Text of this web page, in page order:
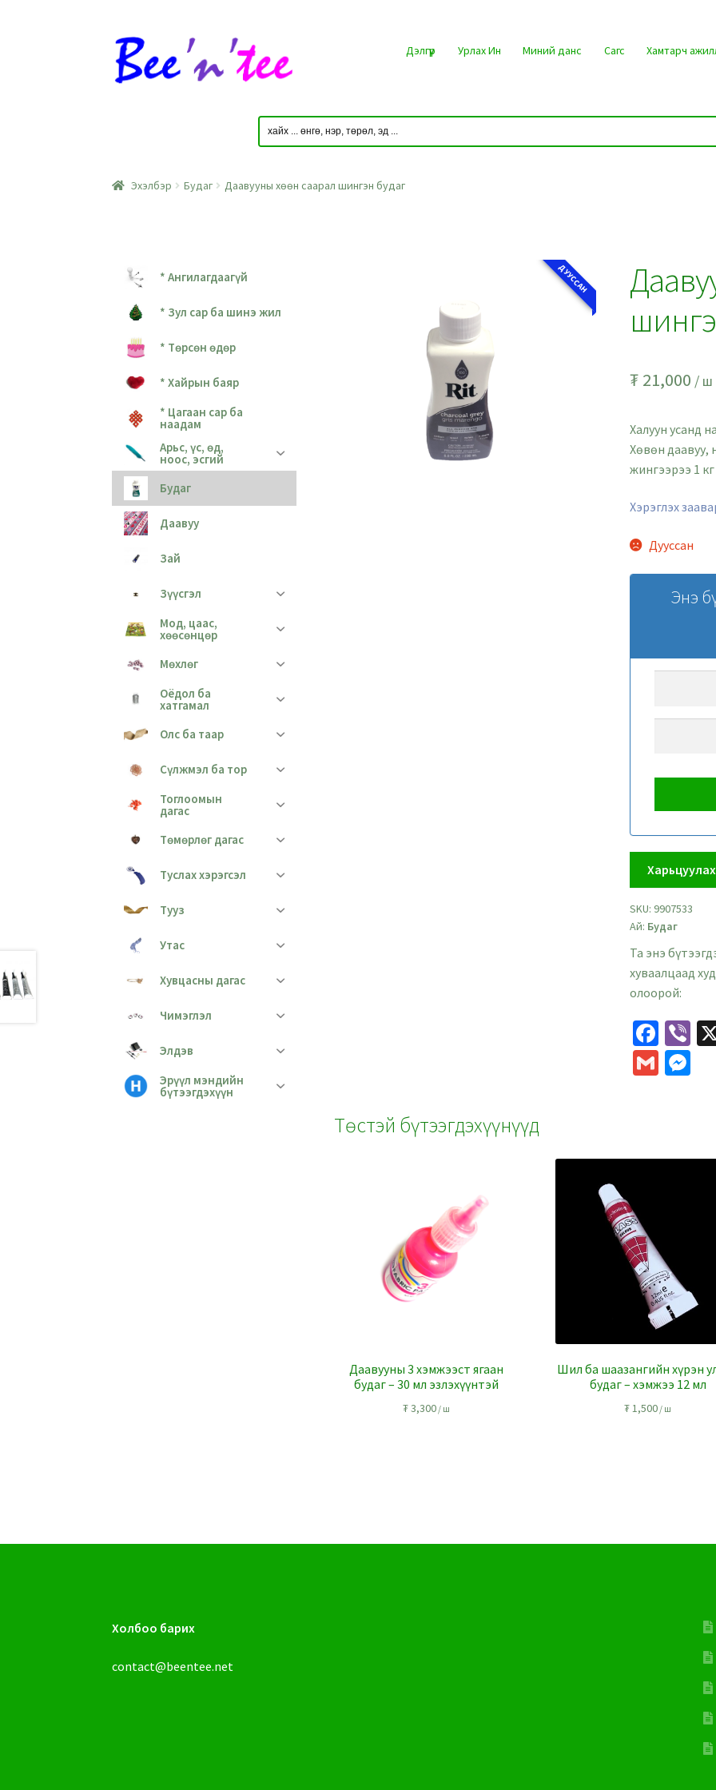
Skip
to
navigation
Skip
to
content
Дэлгүүр Урлах Ин Миний данс Сагс Хамтарч
Эхэлбэр Будаг Даавууны хөөн саарал шингэн будаг
ДУУССАН
₮21,000 / ш
Халуун усанд
Хөвөн даавуу,
жингээрээ 1
Хэрэглэх
Дууссан
Энэ
Харьцуулах
SKU: 9907533
Ай: Будаг
Та энэ
хуваалцаад
олоорой:
Fa
ce
b
k
Vi
b
er
G M
ge
Төстэй бүтээгдэхүүнүүд
Даавууны 3 хэмжээст ягаан
будаг – 30 мл эзлэхүүнтэй
₮3,300/ ш
Шил ба шаазангийн хүрэн
будаг – хэмжээ 12 мл
₮1,500 / ш
* Ангилагдаагүй
* Зул сар ба шинэ жил
* Төрсөн өдөр
* Хайрын баяр
* Цагаан сар ба
наадам
Арьс, үс, өд,
ноос, эсгий
Будаг
Даавуу
Зай
Зүүсгэл
Мод, цаас,
хөөсөнцөр
Мөхлөг
Оёдол ба
хатгамал
Олс ба таар
Сүлжмэл ба тор
Тоглоомын
дагас
Төмөрлөг дагас
Туслах хэрэгсэл
Тууз
Утас
Хувцасны дагас
Чимэглэл
Элдэв
Эрүүл мэндийн
бүтээгдэхүүн
Холбоо барих
contact@beentee.net